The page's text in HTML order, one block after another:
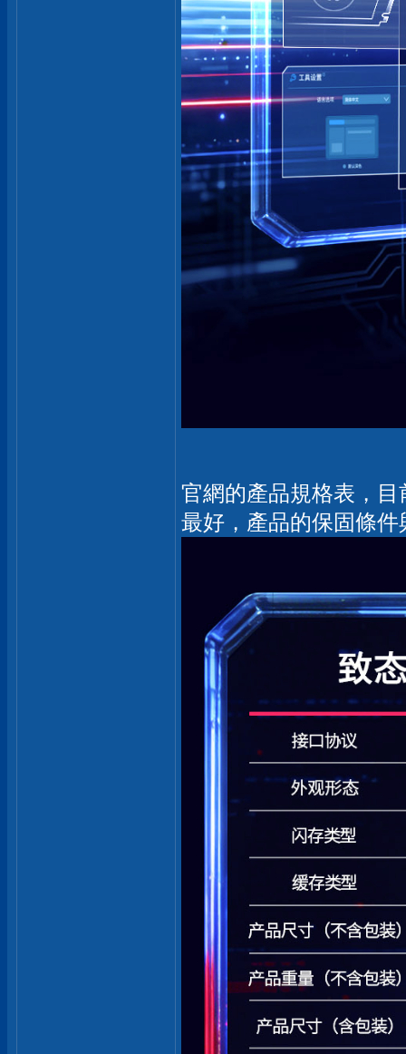
官網的產品規格表，
最好，產品的保固條